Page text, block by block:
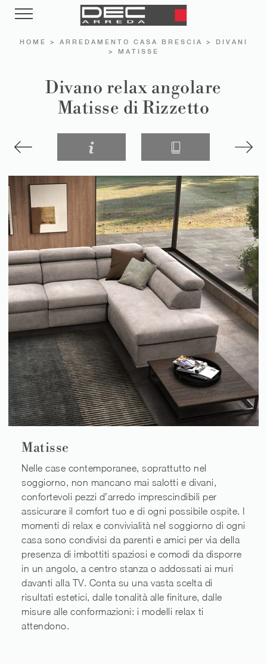
HOME > ARREDAMENTO CASA BRESCIA >
DIVANI
>
MATISSE
Divano relax angolare
Matisse di Rizzetto
Matisse
Nelle case contemporanee, soprattutto nel
soggiorno, non mancano mai salotti e divani,
confortevoli pezzi d’arredo imprescindibili per
assicurare il comfort tuo e di ogni possibile ospite. I
momenti di relax e convivialità nel soggiorno di ogni
casa sono condivisi da parenti e amici per via della
presenza di imbottiti spaziosi e comodi da disporre
in un angolo, a centro stanza o addossati ai muri
davanti alla TV. Conta su una vasta scelta di
risultati estetici, dalle tonalità alle finiture, dalle
misure alle conformazioni: i modelli relax ti
attendono.